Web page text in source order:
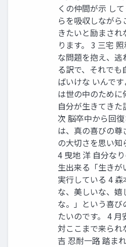
くの仲間が示 し
らを吸収しなが
きたいと励まされ
ります。 3 三宅
な問題を抱え、逃
る訳で、それで
ばいけな いんで
は世の中のために
自分が生きてき
次 脳卒中から回
は、真の喜びの
の大切さを思い知
4 曳地 洋 自分な
生出来る「生きが
実行している 4
な、美しいな、嬉
な。」という喜び
たいのです。 4
対ここまで来られ
吉 忍耐一路 踏ま